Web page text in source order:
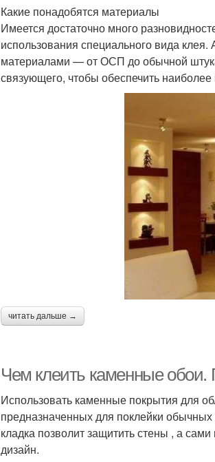
Какие понадобятся материалы
Имеется достаточно много
использования специального вида
материалами — от ОСП до обычной
связующего, чтобы обеспечить
читать дальше →
Чем клеить каменные
Использовать каменные покрытия для
предназначенных для поклейки
кладка позволит защитить стены , а
дизайн.